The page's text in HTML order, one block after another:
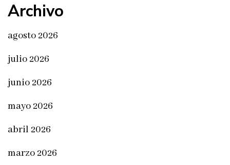
Archivo
agosto 2026
julio 2026
junio 2026
mayo 2026
abril 2026
marzo 2026